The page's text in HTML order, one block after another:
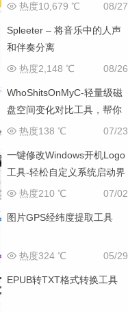
08/27
热度10,679 ℃
Spleeter – 将音乐中的人声
和伴奏分离
08/26
热度2,148 ℃
WhoShitsOnMyC-轻量级磁
盘空间变化对比工具，帮你
找出“吃掉”空间的罪魁祸首
07/23
热度138 ℃
一键修改Windows开机Logo
工具-轻松自定义系统启动界
面
07/02
热度210 ℃
图片GPS经纬度提取工具
05/29
热度324 ℃
EPUB转TXT格式转换工具